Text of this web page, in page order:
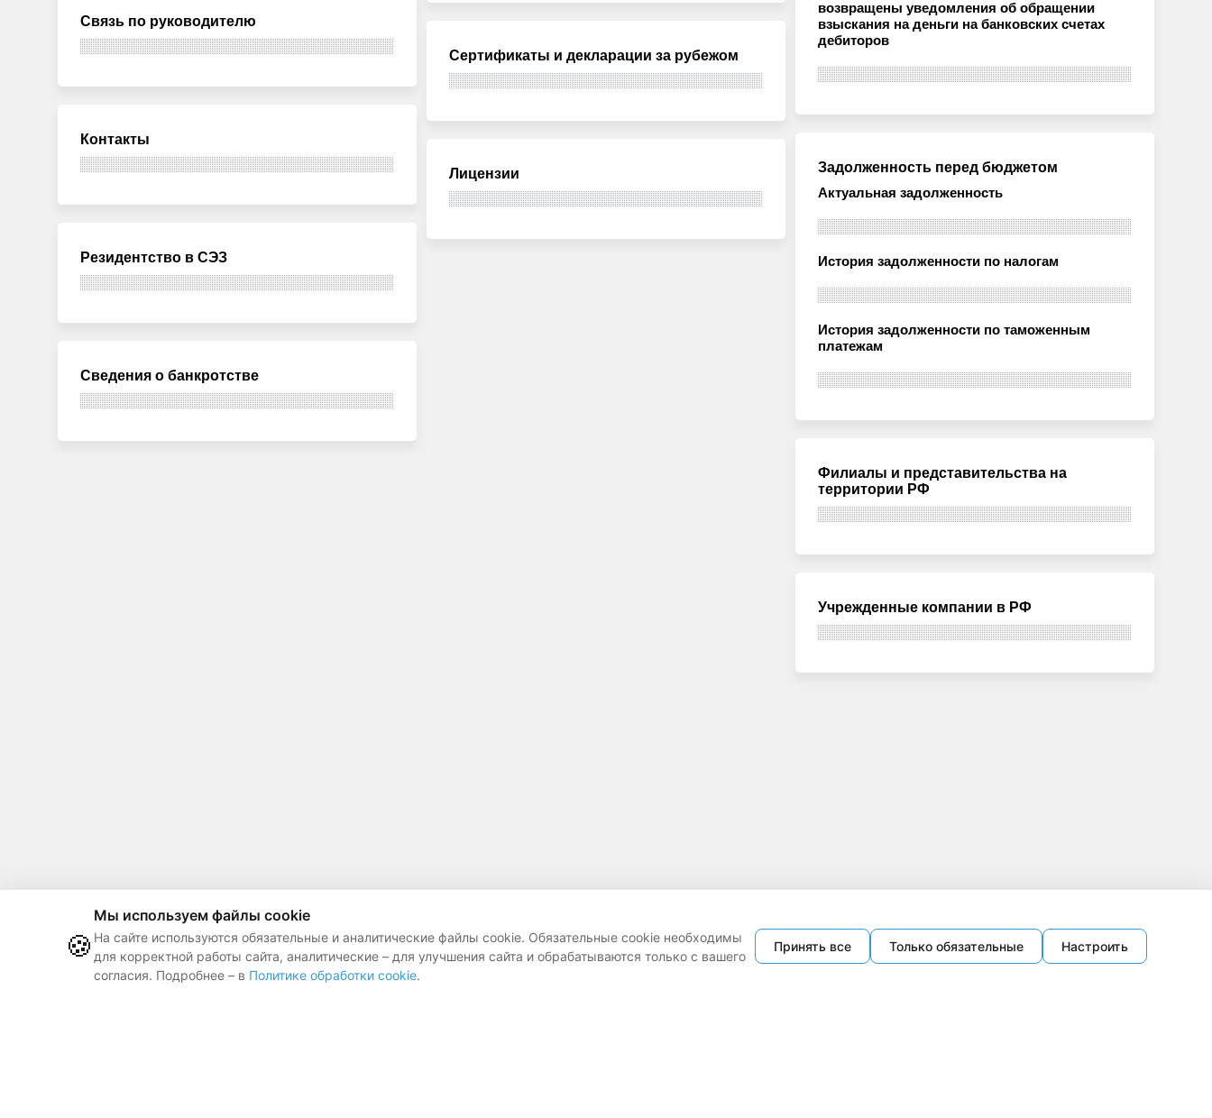
Связь по руководителю
Контакты
Резидентство в СЭЗ
Сведения о банкротстве
Сертификаты и декларации за рубежом
Лицензии
возвращены уведомления об обращении
взыскания на деньги на банковских счетах
дебиторов
Задолженность перед бюджетом
Актуальная задолженность
История задолженности по налогам
История задолженности по таможенным
платежам
Филиалы и представительства на
территории РФ
Учрежденные компании в РФ
🍪
Мы используем файлы cookie
На сайте используются обязательные и аналитические файлы cookie. Обязательные cookie необходимы
для корректной работы сайта, аналитические – для улучшения сайта и обрабатываются только с вашего
согласия. Подробнее – в Политике обработки cookie.
Принять все Только обязательные Настроить